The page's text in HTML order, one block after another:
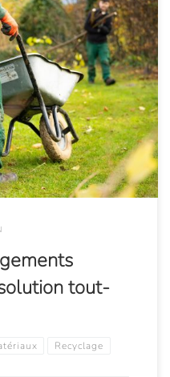
pour concrétiser vos
vos petits travaux de
vos espaces verts
de la gestion des
Chez BEUREL
[…]
tout-
Recyclage